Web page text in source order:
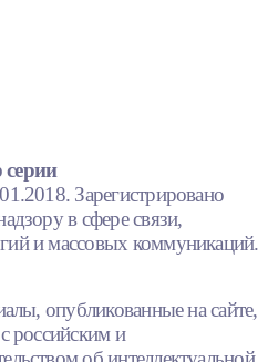
Зарегистрировано
в сфере связи,
и массовых коммуникаций.
опубликованные на сайте,
российским и